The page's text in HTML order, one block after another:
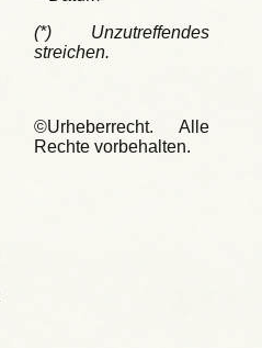
(*) Unzutreffendes
streichen.
©Urheberrecht. Alle
Rechte vorbehalten.